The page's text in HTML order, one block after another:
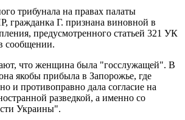
трибунала на правах палаты
гражданка Г. признана виновной в
предусмотренного статьей 321 УК
сообщении.
что женщина была "госслужащей". В
якобы прибыла в Запорожье, где
и противоправно дала согласие на
разведкой, а именно со
Украины".